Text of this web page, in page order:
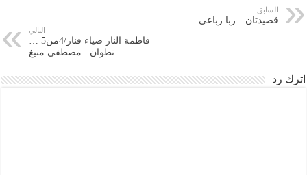
السابق
قصيدتان…ربا رباعي
التالي
فاطمة النار ضياء فنار/4من5 …
تطوان : مصطفى منيغ
اترك رد